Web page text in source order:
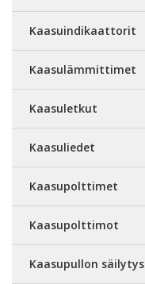
Kaasuindikaattorit
Kaasulämmittimet
Kaasuletkut
Kaasuliedet
Kaasupolttimet
Kaasupolttimot
Kaasupullon säilytys